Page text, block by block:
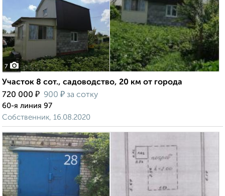
7
Участок 8 сот., садоводство, 20 км от города
720 000 ₽ 900 ₽ за сотку
60-я линия 97
Собственник, 16.08.2020